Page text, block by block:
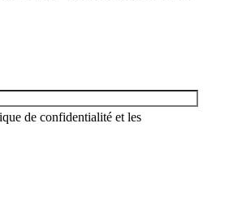
de confidentialité et les